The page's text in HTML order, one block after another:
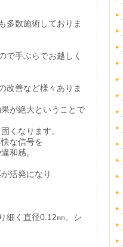
多数施術しておりま
で手ぶらでお越しく
改善など様々ありま
が絶大ということで
くなります。
な信号を
和感。
活発になり
細く直径0.12㎜。シ